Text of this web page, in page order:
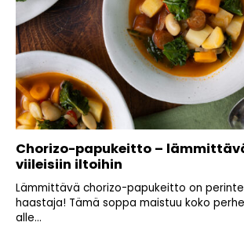
Chorizo-papukeitto –
viileisiin iltoihin
Lämmittävä chorizo-papukeitto on
haastaja! Tämä soppa maistuu koko
alle...